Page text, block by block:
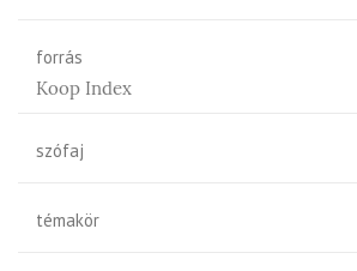
forrás
Koop Index
szófaj
témakör